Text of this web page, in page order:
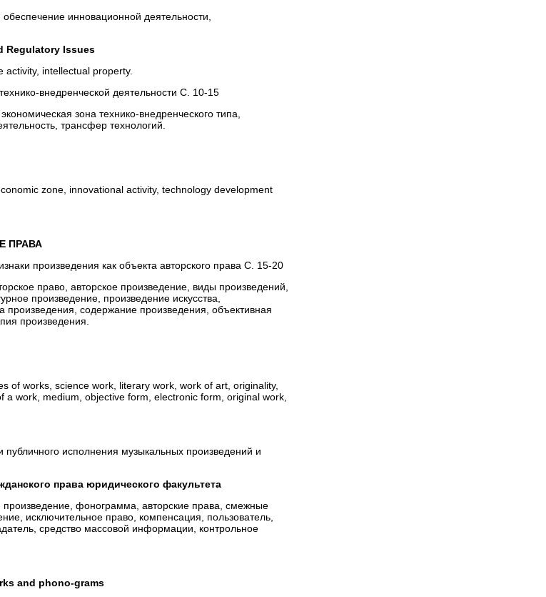
инновационной деятельности,
Regulatory Issues
intellectual property.
внедренческой деятельности С. 10-15
зона технико-внедренческого типа,
трансфер технологий.
zone, innovational activity, technology development
ПРАВА
произведения как объекта авторского права С. 15-20
право, авторское произведение, виды произведений,
произведение, произведение искусства,
произведения, содержание произведения, объективная
произведения.
of works, science work, literary work, work of art, originality,
work, medium, objective form, electronic form, original work,
публичного исполнения музыкальных произведений и
права юридического факультета
произведение, фонограмма, авторские права, смежные
исключительное право, компенсация, пользователь,
средство массовой информации, контрольное
and phono-grams